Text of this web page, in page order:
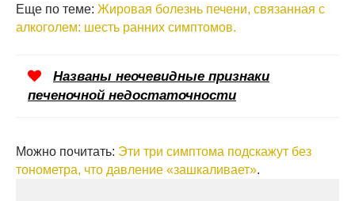
Еще по теме: Жировая болезнь печени, связанная с
алкоголем: шесть ранних симптомов.
Названы неочевидные признаки
печеночной недостаточности
Можно почитать: Эти три симптома подскажут без
тонометра, что давление «зашкаливает».